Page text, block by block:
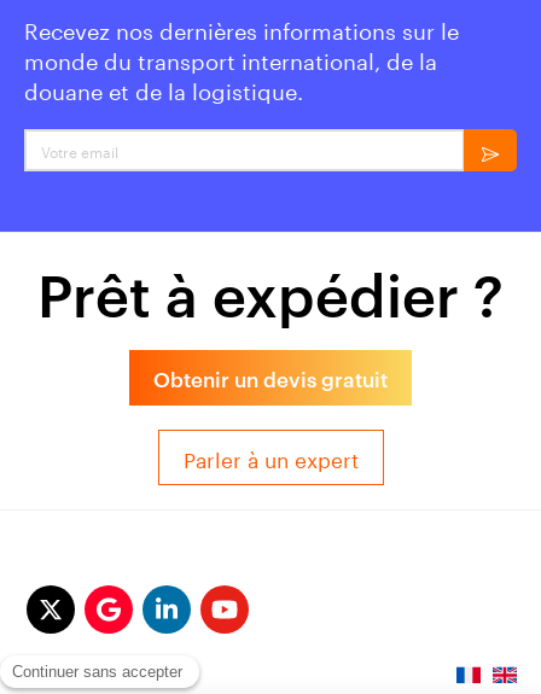
Recevez nos dernières informations sur le
monde du transport international, de la
douane et de la logistique.
Votre email
Prêt à expédier ?
Obtenir un devis gratuit
Parler à un expert